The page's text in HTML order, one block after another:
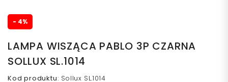
- 4%
LAMPA WISZĄCA PABLO 3P CZARNA
SOLLUX SL.1014
Kod produktu: Sollux SL.1014